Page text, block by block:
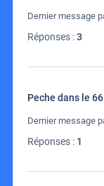
Dernier message
Réponses :3
Peche dans le 66
Dernier message
Réponses : 1